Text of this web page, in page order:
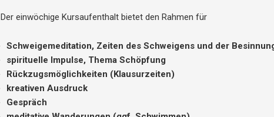
Der einwöchige Kursaufenthalt bietet den Rahmen für
Schweigemeditation, Zeiten des Schweigens und der
spirituelle Impulse, Thema Schöpfung
Rückzugsmöglichkeiten (Klausurzeiten)
kreativen Ausdruck
Gespräch